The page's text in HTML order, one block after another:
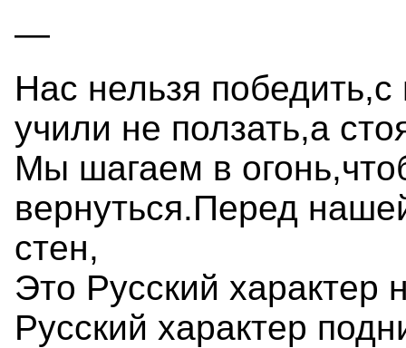
—
Нас нельзя
учили не ползать,а
Мы шагаем в
вернуться.Перед
стен,
Это Русский характер
Русский характер